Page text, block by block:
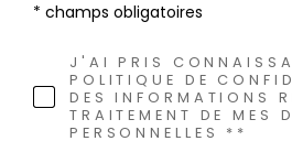
* champs obligatoires
J'AI PRIS
POLITIQUE DE
DES INFORMATIONS
TRAITEMENT DE MES
PERSONNELLES **